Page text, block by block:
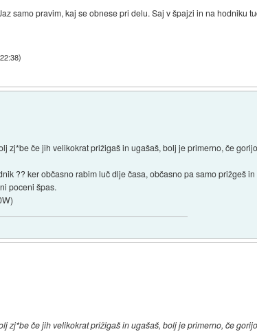
samo pravim, kaj se obnese pri delu. Saj v špajzi in na hodniku
)
zj*be če jih velikokrat prižigaš in ugašaš, bolj je primerno, če
?? ker občasno rabim luč dlje časa, občasno pa samo prižgeš
poceni špas.
zj*be če jih velikokrat prižigaš in ugašaš, bolj je primerno, če